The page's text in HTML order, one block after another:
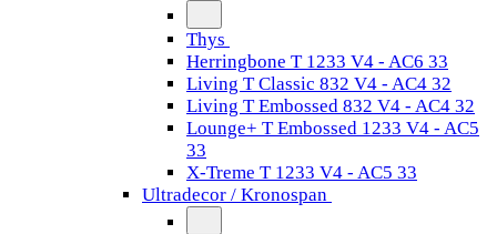
Thys
Herringbone T 1233 V4 - AC6 33
Living T Classic 832 V4 - AC4 32
Living T Embossed 832 V4 - AC4 32
Lounge+ T Embossed 1233 V4 - AC5
33
X-Treme T 1233 V4 - AC5 33
Ultradecor / Kronospan